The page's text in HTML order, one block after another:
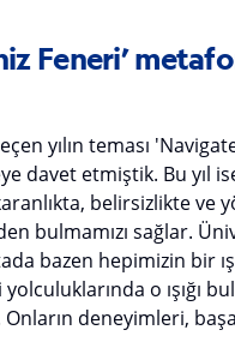
Feneri’
yılın teması
davet etmiştik. Bu yıl
belirsizlikte ve
bulmamızı sağlar.
bazen hepimizin bir
o ışığı
deneyimleri,